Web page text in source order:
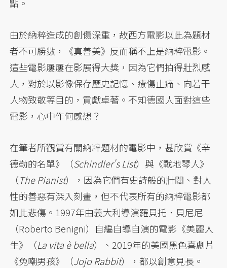
點。
由於納粹造成的創傷深重，故西方電影以此為題材
者不可勝數，《真善美》反而稱不上是納粹電影。
這些電影屢屢在影展得大獎，因為它們拍得壯烈感
人，對於以影像保存歷史記憶、療傷止痛、向若干
人物致敬等目的，貢獻卓著。不知德國人面對這些
電影，心中作何感想？
在筆者所觀賞有關納粹題材的電影中，甚欣賞《辛
德勒的名單》（Schindler's List）與《戰地琴人》
（The Pianist），因為它們有史詩般的壯闊、對人
性的善惡有深入刻畫，但不代表所有的納粹電影都
如此悲傷。1997年由義大利導演羅貝托．貝尼尼
（Roberto Benigni）自編自導自演的電影《美麗人
生》（La vita è bella）、2019年的美國黑色喜劇片
《兔嘲男孩》（Jojo Rabbit），都以創意見長。